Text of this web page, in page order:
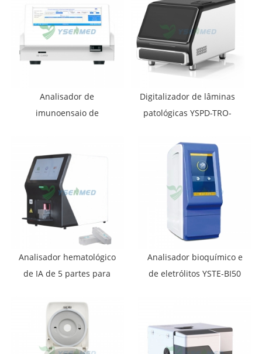
Analisador de
imunoensaio de
Digitalizador de lâminas
patológicas YSPD-TRO-
Analisador hematológico
de IA de 5 partes para
Medical, modelo
YSTE520e
Analisador bioquímico e
de eletrólitos YSTE-BI50